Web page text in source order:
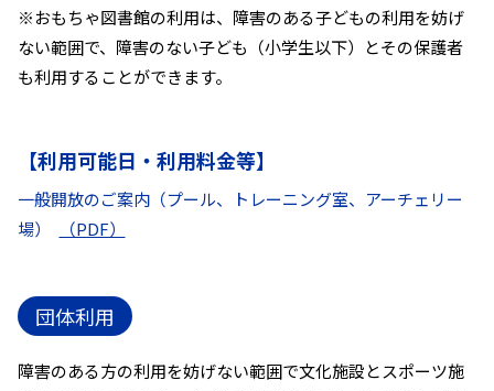
※おもちゃ図書館の利用は、障害のある子どもの利用を妨げ
ない範囲で、障害のない子ども（小学生以下）とその保護者
も利用することができます。
【利用可能日・利用料金等】
一般開放のご案内（プール、トレーニング室、アーチェリー
場）
（PDF）
団体利用
障害のある方の利用を妨げない範囲で文化施設とスポーツ施